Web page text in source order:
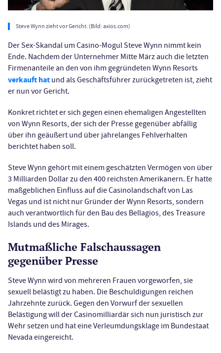
Steve Wynn zieht vor Gericht. (Bild: axios.com)
Der Sex-Skandal um Casino-Mogul Steve Wynn nimmt kein
Ende. Nachdem der Unternehmer Mitte März auch die letzten
Firmenanteile an den von ihm gegründeten Wynn Resorts
verkauft hat und als Geschäftsführer zurückgetreten ist, zieht
er nun vor Gericht.
Konkret richtet er sich gegen einen ehemaligen Angestellten
von Wynn Resorts, der sich der Presse gegenüber abfällig
über ihn geäußert und über jahrelanges Fehlverhalten
berichtet haben soll.
Steve Wynn gehört mit einem geschätzten Vermögen von über
3 Milliarden Dollar zu den 400 reichsten Amerikanern. Er hatte
maßgeblichen Einfluss auf die Casinolandschaft von Las
Vegas und ist nicht nur Gründer der Wynn Resorts, sondern
auch verantwortlich für den Bau des Bellagios, des Treasure
Islands und des Mirages.
Mutmaßliche Falschaussagen
gegenüber Presse
Steve Wynn wird von mehreren Frauen vorgeworfen, sie
sexuell belästigt zu haben. Die Beschuldigungen reichen
Jahrzehnte zurück. Gegen den Vorwurf der sexuellen
Belästigung will der Casinomilliardär sich nun juristisch zur
Wehr setzen und hat eine Verleumdungsklage im Bundestaat
Nevada eingereicht.